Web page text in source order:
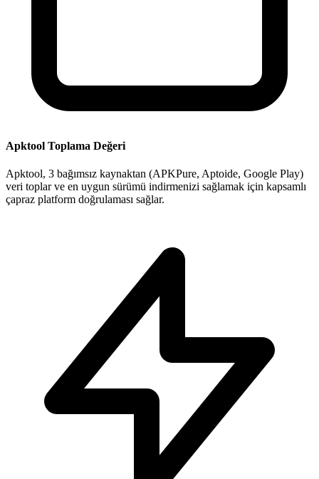
Apktool Toplama Değeri
Apktool, 3 bağımsız kaynaktan (APKPure, Aptoide, Google Play)
veri toplar ve en uygun sürümü indirmenizi sağlamak için kapsamlı
çapraz platform doğrulaması sağlar.